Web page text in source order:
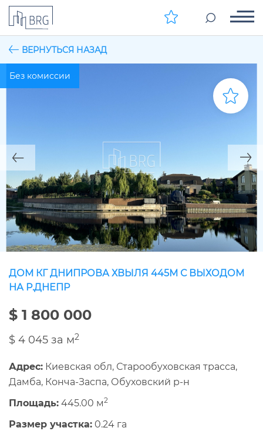
ВЕРНУТЬСЯ НАЗАД
Без комиссии
ДОМ КГ ДНИПРОВА ХВЫЛЯ 445М С ВЫХОДОМ
НА Р.ДНЕПР
$ 1 800 000
$ 4 045 за м2
Адрес: Киевская обл, Старообуховская трасса,
Дамба, Конча-Заспа, Обуховский р-н
Площадь: 445.00 м2
Размер участка: 0.24 га